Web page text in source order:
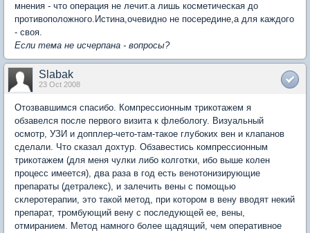
мнения - что операция не лечит.а лишь косметическая до
противоположного.Истина,очевидно не посередине,а для каждого
- своя.
Если тема не исчерпана - вопросы?
Slabak
23 Oct 2008
Отозвавшимся спасибо. Компрессионным трикотажем я
обзавелся после первого визита к флебологу. Визуальный
осмотр, УЗИ и допплер-чето-там-такое глубоких вен и клапанов
сделали. Что сказал дохтур. Обзавестись компрессионным
трикотажем (для меня чулки либо колготки, ибо выше колен
процесс имеется), два раза в год есть венотонизирующие
препараты (детралекс), и залечить вены с помощью
склеротерапии, это такой метод, при котором в вену вводят некий
препарат, тромбующий вену с последующей ее, вены,
отмиранием. Метод намного более щадящий, чем оперативное